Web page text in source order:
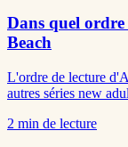
Dans quel
Beach
L'ordre de lecture
autres séries new
2 min de lecture